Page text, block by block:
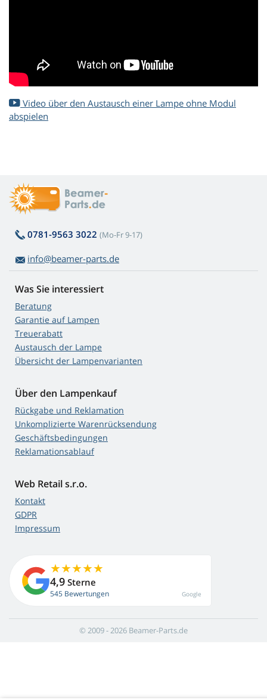
Video über den Austausch einer Lampe ohne Modul
abspielen
0781-9563 3022 (Mo-Fr 9-17)
info@beamer-parts.de
Was Sie interessiert
Beratung
Garantie auf Lampen
Treuerabatt
Austausch der Lampe
Übersicht der Lampenvarianten
Über den Lampenkauf
Rückgabe und Reklamation
Unkomplizierte Warenrücksendung
Geschäftsbedingungen
Reklamationsablauf
Web Retail s.r.o.
Kontakt
GDPR
Impressum
4,9 Sterne
545 Bewertungen Google
© 2009 - 2026 Beamer-Parts.de